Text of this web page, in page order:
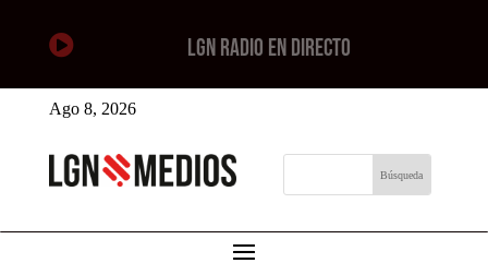
 LGN RADIO EN DIRECTO
Ago 8, 2026